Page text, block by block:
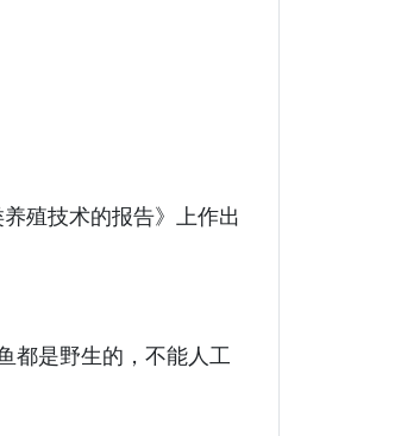
殖技术的报告》上作出
都是野生的，不能人工